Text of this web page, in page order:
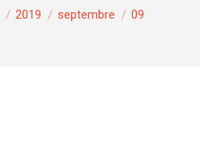
ici :
2019 septembre 09